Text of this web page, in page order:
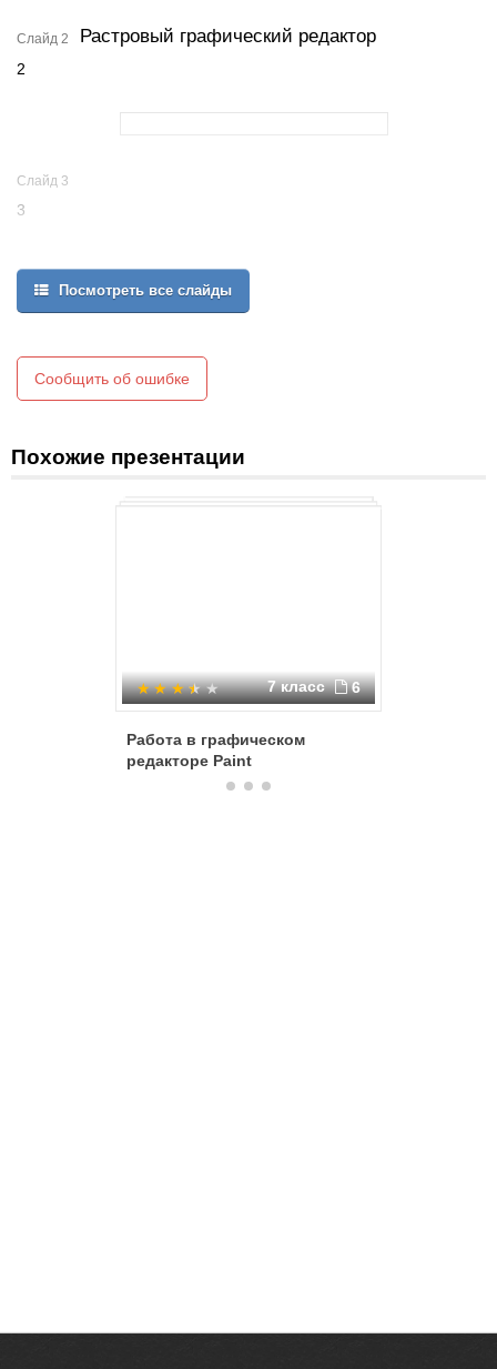
Слайд 2 Растровый графический редактор
2
Слайд 3
3
Для создания и редактирования рисунков разработаны
специальные программы – графические редакторы.
Растровые графические редакторы служат для создания и
из отдельных пикселей.
Посмотреть все слайды
Сообщить об ошибке
Похожие презентации
7 класс 6
Работа в графическом
редакторе Paint